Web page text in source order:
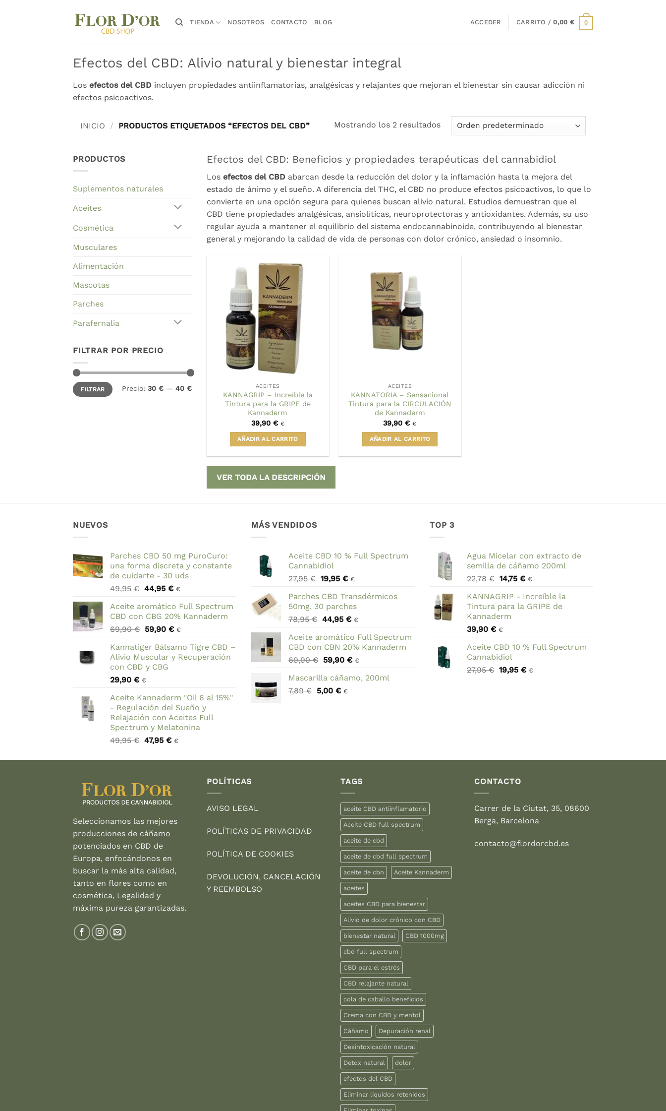
TIENDA NOSOTROS CONTACTO BLOG ACCEDER CARRITO /0,00 € 0
Efectos del CBD: Alivio natural y bienestar integral
Los efectos del CBD incluyen propiedades antiinflamatorias, analgésicas y relajantes que mejoran el bienestar sin causar adicción ni
efectos psicoactivos.
INICIO / PRODUCTOS ETIQUETADOS “EFECTOS DEL CBD” Mostrando los 2 resultados
PRODUCTOS
Suplementos naturales
Aceites
Cosmética
Musculares
Alimentación
Mascotas
Parches
Parafernalia
FILTRAR POR PRECIO
Precio
mínimo
Precio
máximo
FILTRAR Precio: 30 € — 40 €
Efectos del CBD: Beneficios y propiedades terapéuticas del cannabidiol
Los efectos del CBD abarcan desde la reducción del dolor y la inflamación hasta la mejora del
estado de ánimo y el sueño. A diferencia del THC, el CBD no produce efectos psicoactivos, lo que lo
convierte en una opción segura para quienes buscan alivio natural. Estudios demuestran que el
CBD tiene propiedades analgésicas, ansiolíticas, neuroprotectoras y antioxidantes. Además, su uso
regular ayuda a mantener el equilibrio del sistema endocannabinoide, contribuyendo al bienestar
general y mejorando la calidad de vida de personas con dolor crónico, ansiedad o insomnio.
ACEITES
KANNAGRIP – Increíble la
Tintura para la GRIPE de
Kannaderm
39,90 € €
AÑADIR AL CARRITO
ACEITES
KANNATORIA – Sensacional
Tintura para la CIRCULACIÓN
de Kannaderm
39,90€ €
AÑADIR AL CARRITO
VER TODA LA DESCRIPCIÓN
NUEVOS
Parches CBD 50 mg PuroCuro:
una forma discreta y constante
de cuidarte - 30 uds
49,95€ El
original
era:
49,95 €.
44,95 €El
actual
es:
44,95 €.
€
Aceite aromático Full Spectrum
CBD con CBG 20% Kannaderm
69,90€ El
original
era:
69,90 €.
59,90 €El
actual
es:
€
Kannatiger Bálsamo Tigre CBD –
Alivio Muscular y Recuperación
con CBD y CBG
29,90 € €
Aceite Kannaderm "Oil 6 al 15%"
- Regulación del Sueño y
Relajación con Aceites Full
Spectrum y Melatonina
49,95€ El
original
47,95 €El
actual
€
MÁS VENDIDOS
Aceite CBD 10 % Full Spectrum
Cannabidiol
27,95€ El
original
era:
27,95 €.
19,95 €El
actual
es:
19,95 €.
€
Parches CBD Transdérmicos
50mg. 30 parches
78,95€ El
original
era:
78,95 €.
44,95 €El
actual
es:
44,95 €.
€
Aceite aromático Full Spectrum
CBD con CBN 20% Kannaderm
69,90€ El
original
era:
59,90 €El
actual
€
Mascarilla cáñamo, 200ml
7,89€ El
5,00 €El
€
TOP 3
Agua Micelar con extracto de
semilla de cáñamo 200ml
22,78€ El
original
era:
22,78 €.
14,75 €El
actual
es:
€
KANNAGRIP - Increíble la
Tintura para la GRIPE de
Kannaderm
39,90 € €
Aceite CBD 10 % Full Spectrum
Cannabidiol
27,95€ El
19,95 €El
€
Seleccionamos las mejores
producciones de cáñamo
potenciados en CBD de
Europa, enfocándonos en
buscar la más alta calidad,
tanto en flores como en
cosmética, Legalidad y
máxima pureza garantizadas.
POLÍTICAS
AVISO LEGAL
POLÍTICAS DE PRIVACIDAD
POLÍTICA DE COOKIES
DEVOLUCIÓN, CANCELACIÓN
Y REEMBOLSO
TAGS
aceite CBD antiinflamatorio
Aceite CBD full spectrum
aceite de cbd
aceite de cbd full spectrum
aceite de cbn Aceite Kannaderm
aceites
aceites CBD para bienestar
Alivio de dolor crónico con CBD
bienestar natural CBD 1000mg
cbd full spectrum
CBD para el estrés
CBD relajante natural
cola de caballo beneficios
Crema con CBD y mentol
Cáñamo Depuración renal
Desintoxicación natural
Detox natural dolor
efectos del CBD
Eliminar líquidos retenidos
CONTACTO
Carrer de la Ciutat, 35, 08600
Berga, Barcelona
contacto@flordorcbd.es